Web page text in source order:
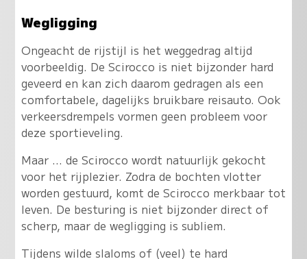
Wegligging
Ongeacht de rijstijl is het weggedrag altijd
voorbeeldig. De Scirocco is niet bijzonder hard
geveerd en kan zich daarom gedragen als een
comfortabele, dagelijks bruikbare reisauto. Ook
verkeersdrempels vormen geen probleem voor
deze sportieveling.
Maar ... de Scirocco wordt natuurlijk gekocht
voor het rijplezier. Zodra de bochten vlotter
worden gestuurd, komt de Scirocco merkbaar tot
leven. De besturing is niet bijzonder direct of
scherp, maar de wegligging is subliem.
Tijdens wilde slaloms of (veel) te hard